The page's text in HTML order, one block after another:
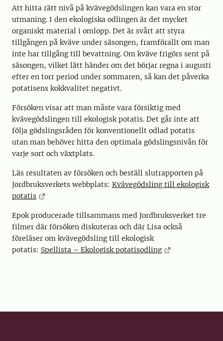
Att hitta rätt nivå på kvävegödslingen kan vara en stor
utmaning. I den ekologiska odlingen är det mycket
organiskt material i omlopp. Det är svårt att styra
tillgången på kväve under säsongen, framförallt om man
inte har tillgång till bevattning. Om kväve frigörs sent på
säsongen, vilket lätt händer om det börjar regna i augusti
efter en torr period under sommaren, så kan det påverka
potatisens kokkvalitet negativt.
Försöken visar att man måste vara försiktig med
kvävegödslingen till ekologisk potatis. Det går inte att
följa gödslingsråden för konventionellt odlad potatis
utan man behöver hitta den optimala gödslingsnivån för
varje sort och växtplats.
Läs resultaten av försöken och beställ slutrapporten på
Jordbruksverkets webbplats: Kvävegödsling till ekologisk
potatis
Epok producerade tillsammans med Jordbruksverket tre
filmer där försöken diskuteras och där Lisa också
föreläser om kvävegödsling till ekologisk
potatis: Spellista – Ekologisk potatisodling